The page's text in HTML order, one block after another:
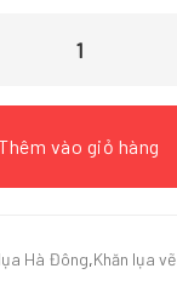
vào giỏ hàng
Hà Đông,Khăn lụa vẽ